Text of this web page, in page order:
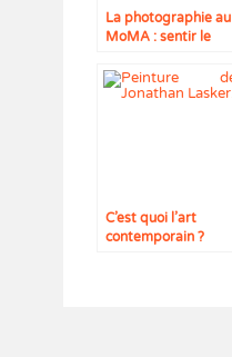
La photographie au
MoMA : sentir le
C’est quoi l’art
contemporain ?